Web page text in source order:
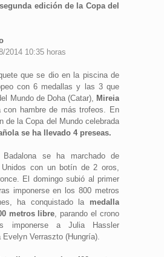
edición de la Copa del
2014 10:35 horas
que se dio en la piscina de
con 6 medallas y las 3 que
Mundo de Doha (Catar), Mireia
con hambre de más trofeos. En
de la Copa del Mundo celebrada
se ha llevado 4 preseas.
Badalona se ha marchado de
Unidos con un botín de 2 oros,
El domingo subió al primer
imponerse en los 800 metros
ha conquistado la medalla
metros libre, parando el crono
imponerse a Julia Hassler
Verraszto (Hungría).